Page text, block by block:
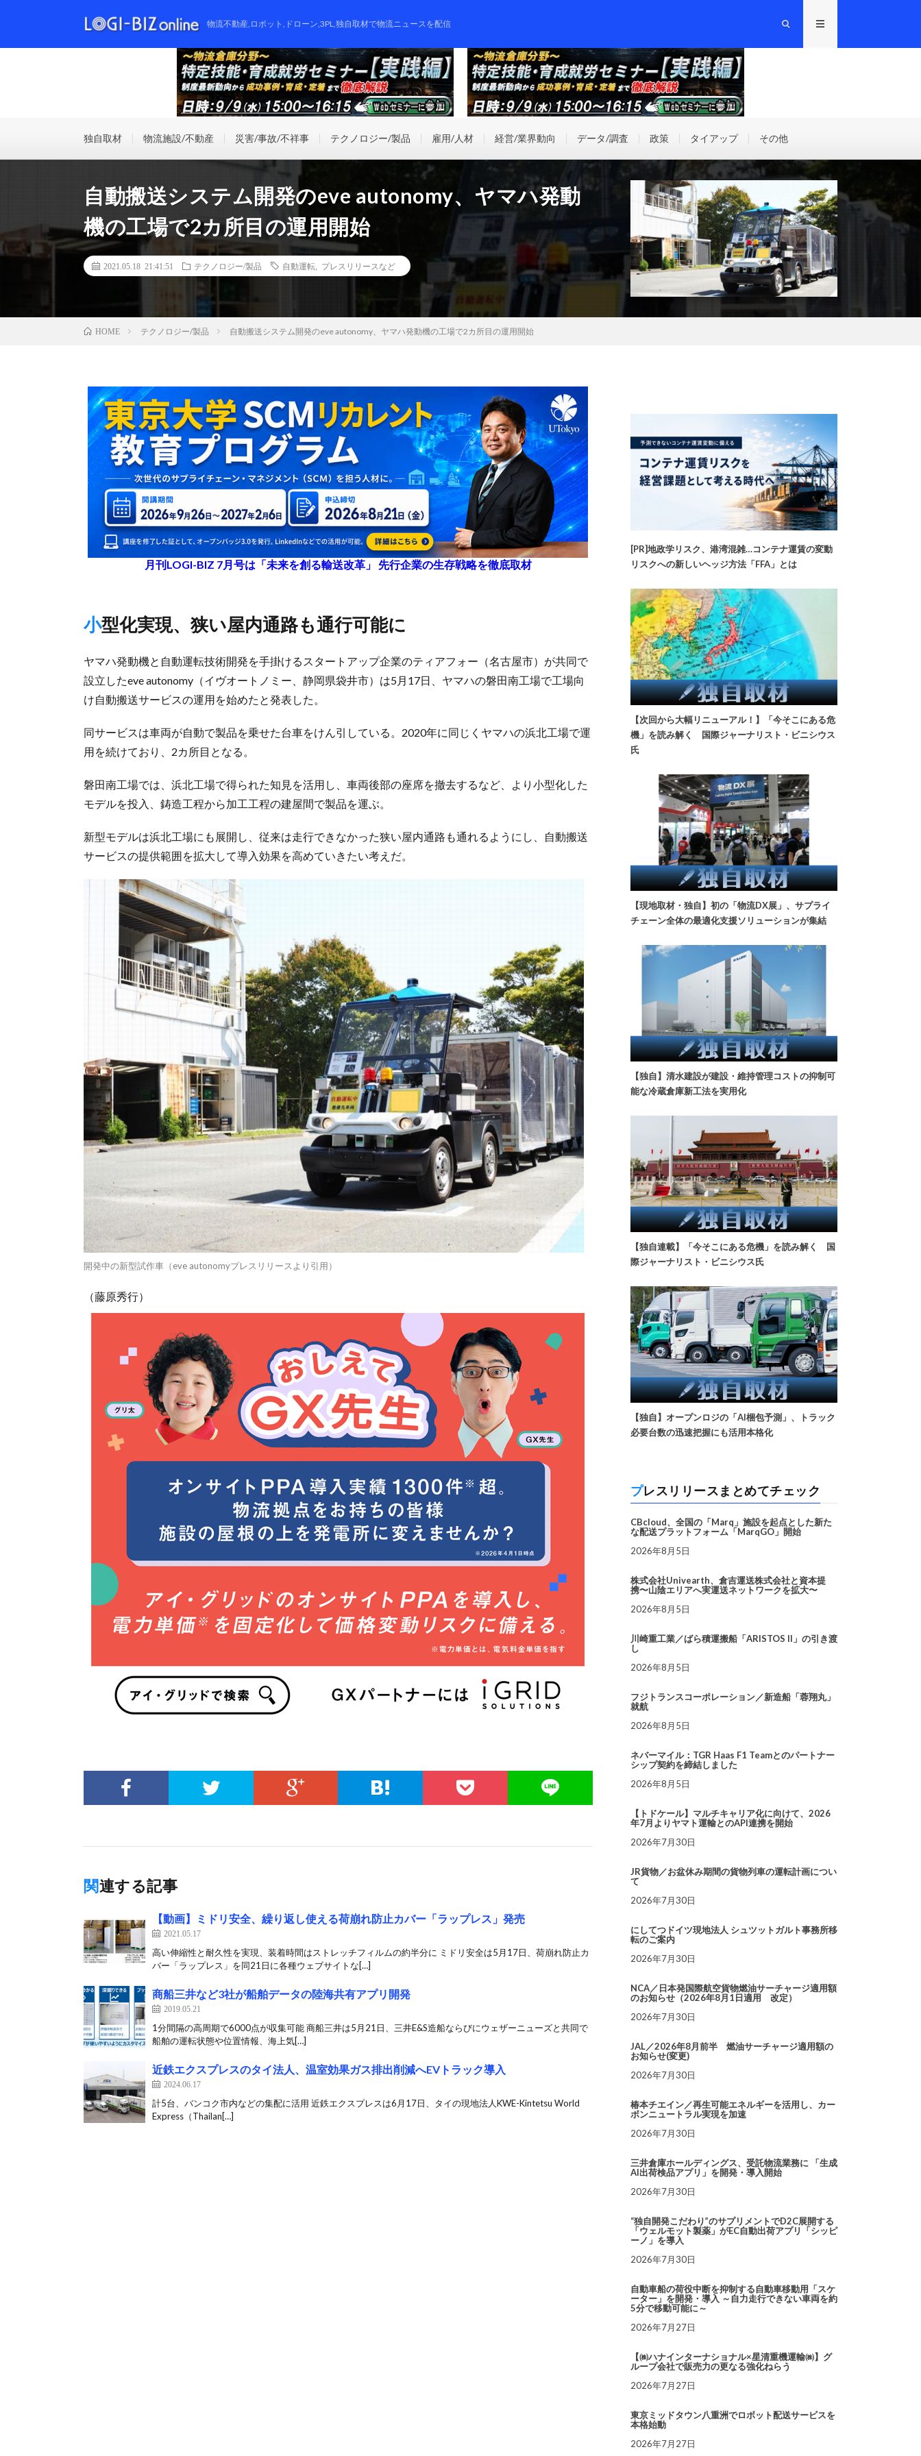
物流不動産,ロボット,ドローン,3PL,独自取材で物流ニュースを配信
独自取材 物流施設/不動産 災害/事故/不祥事 テクノロジー/製品 雇用/人材 経営/業界動向 データ/調査 政策 タイアップ その他
自動搬送システム開発のeve autonomy、ヤマハ発動
機の工場で2カ所目の運用開始
2021.05.18 21:41:51 テクノロジー/製品 自動運転 プレスリリースなど
HOME テクノロジー/製品 自動搬送システム開発のeve autonomy、ヤマハ発動機の工場で2カ所目の運用開始
月刊LOGI-BIZ 7月号は「未来を創る輸送改革」 先行企業の生存戦略を徹底取材
小型化実現、狭い屋内通路も通行可能に
ヤマハ発動機と自動運転技術開発を手掛けるスタートアップ企業のティアフォー（名古屋市）が共同で
設立したeve autonomy（イヴオートノミー、静岡県袋井市）は5月17日、ヤマハの磐田南工場で工場向
け自動搬送サービスの運用を始めたと発表した。
同サービスは車両が自動で製品を乗せた台車をけん引している。2020年に同じくヤマハの浜北工場で運
用を続けており、2カ所目となる。
磐田南工場では、浜北工場で得られた知見を活用し、車両後部の座席を撤去するなど、より小型化した
モデルを投入、鋳造工程から加工工程の建屋間で製品を運ぶ。
新型モデルは浜北工場にも展開し、従来は走行できなかった狭い屋内通路も通れるようにし、自動搬送
サービスの提供範囲を拡大して導入効果を高めていきたい考えだ。
開発中の新型試作車（eve autonomyプレスリリースより引用）
（藤原秀行）
関連する記事
【動画】ミドリ安全、繰り返し使える荷崩れ防止カバー「ラップレス」発売
2021.05.17
高い伸縮性と耐久性を実現、装着時間はストレッチフィルムの約半分に ミドリ安全は5月17日、荷崩れ防止カ
バー「ラップレス」を同21日に各種ウェブサイトな[…]
商船三井など3社が船舶データの陸海共有アプリ開発
2019.05.21
1分間隔の高周期で6000点が収集可能 商船三井は5月21日、三井E&S造船ならびにウェザーニューズと共同で
船舶の運転状態や位置情報、海上気[…]
近鉄エクスプレスのタイ法人、温室効果ガス排出削減へEVトラック導入
2024.06.17
計5台、バンコク市内などの集配に活用 近鉄エクスプレスは6月17日、タイの現地法人KWE-Kintetsu World
Express（Thailan[…]
[PR]地政学リスク、港湾混雑…コンテナ運賃の変動
リスクへの新しいヘッジ方法「FFA」とは
【次回から大幅リニューアル！】「今そこにある危
機」を読み解く 国際ジャーナリスト・ビニシウス
氏
【現地取材・独自】初の「物流DX展」、サプライ
チェーン全体の最適化支援ソリューションが集結
【独自】清水建設が建設・維持管理コストの抑制可
能な冷蔵倉庫新工法を実用化
【独自連載】「今そこにある危機」を読み解く 国
際ジャーナリスト・ビニシウス氏
【独自】オープンロジの「AI梱包予測」、トラック
必要台数の迅速把握にも活用本格化
プレスリリースまとめてチェック
CBcloud、全国の「Marq」施設を起点とした新た
な配送プラットフォーム「MarqGO」開始
2026年8月5日
株式会社Univearth、倉吉運送株式会社と資本提
携〜山陰エリアへ実運送ネットワークを拡大〜
2026年8月5日
川崎重工業／ばら積運搬船「ARISTOS II」の引き渡
し
2026年8月5日
フジトランスコーポレーション／新造船「蓉翔丸」
就航
2026年8月5日
ネバーマイル：TGR Haas F1 Teamとのパートナー
シップ契約を締結しました
2026年8月5日
【トドケール】マルチキャリア化に向けて、2026
年7月よりヤマト運輸とのAPI連携を開始
2026年7月30日
JR貨物／お盆休み期間の貨物列車の運転計画につい
て
2026年7月30日
にしてつドイツ現地法人 シュツットガルト事務所移
転のご案内
2026年7月30日
NCA／日本発国際航空貨物燃油サーチャージ適用額
のお知らせ（2026年8月1日適用 改定）
2026年7月30日
JAL／2026年8月前半 燃油サーチャージ適用額の
お知らせ(変更)
2026年7月30日
椿本チエイン／再生可能エネルギーを活用し、カー
ボンニュートラル実現を加速
2026年7月30日
三井倉庫ホールディングス、受託物流業務に 「生成
AI出荷検品アプリ」を開発・導入開始
2026年7月30日
“独自開発こだわり”のサプリメントでD2C展開する
「ウェルモット製薬」がEC自動出荷アプリ「シッピ
ーノ」を導入
2026年7月30日
自動車船の荷役中断を抑制する自動車移動用「スケ
ーター」を開発・導入 ～自力走行できない車両を約
5分で移動可能に～
2026年7月27日
【㈱ハナインターナショナル×星清重機運輸㈱】グ
ループ会社で販売力の更なる強化ねらう
2026年7月27日
東京ミッドタウン八重洲でロボット配送サービスを
本格始動
2026年7月27日